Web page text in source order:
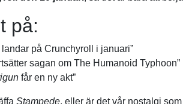
på:
landar på Crunchyroll i januari”
sagan om The Humanoid Typhoon”
får en ny akt”
Stampede, eller är det vår nostalgi